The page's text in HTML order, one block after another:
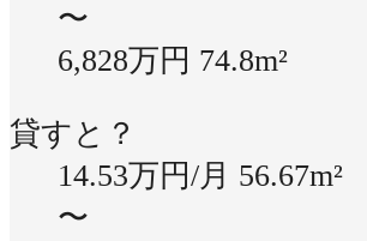
〜
6,828万円 74.8m²
貸すと？
14.53万円/月 56.67m²
〜